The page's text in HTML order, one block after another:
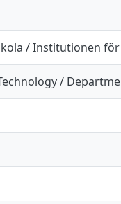
/ Institutionen
/